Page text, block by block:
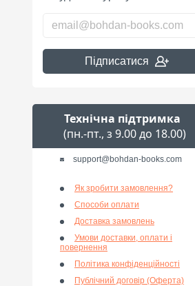
Підписатися
Технічна підтримка
(пн.-пт., з 9.00 до 18.00)
support@bohdan-books.com
Як зробити замовлення?
Способи оплати
Доставка замовлень
Умови доставки, оплати і
повернення
Політика конфіденційності
Публічний договір (Оферта)